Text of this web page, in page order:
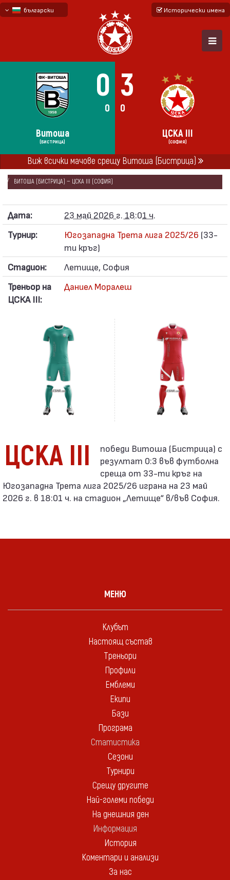
български
Исторически имена
0 3
0 0
Витоша
(БИСТРИЦА)
ЦСКА III
(СОФИЯ)
Виж всички мачове срещу Витоша (Бистрица)
НАЧАЛО СЕЗОНИ 2025/26
ЮГОЗАПАДНА ТРЕТА ЛИГА 2025/26
ВИТОША (БИСТРИЦА) — ЦСКА III (СОФИЯ)
Дата:
23 май 2026 г. 18:01 ч.
Турнир:
Югозападна Трета лига 2025/26 (33-
ти кръг)
Стадион:
Летище, София
Треньор на
ЦСКА III:
Даниел Моралеш
ЦСКА III
резултат 0:3 във футболна
среща от 33-ти кръг на
Югозападна Трета лига 2025/26 играна на 23 май
2026 г. в 18:01 ч. на стадион „Летище“ в/във София.
МЕНЮ
Клубът
Настоящ състав
Треньори
Профили
Емблеми
Екипи
Бази
Програма
Статистика
Сезони
Турнири
Срещу другите
Най-големи победи
На днешния ден
Информация
История
Коментари и анализи
За нас